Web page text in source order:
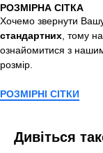
РОЗМІРНА СІТКА
Хочемо звернути
стандартних, тому
ознайомитися з
розмір.
РОЗМІРНІ СІТКИ
Дивіться